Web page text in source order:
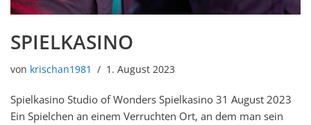
SPIELKASINO
von krischan1981 1. August 2023
Spielkasino Studio of Wonders Spielkasino 31 August 2023
Ein Spielchen an einem Verruchten Ort, an dem man sein